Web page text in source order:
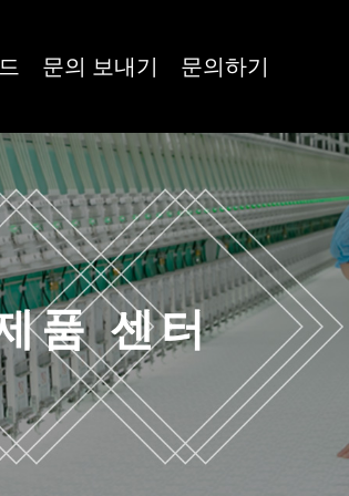
문의 보내기 문의하기
품 센터